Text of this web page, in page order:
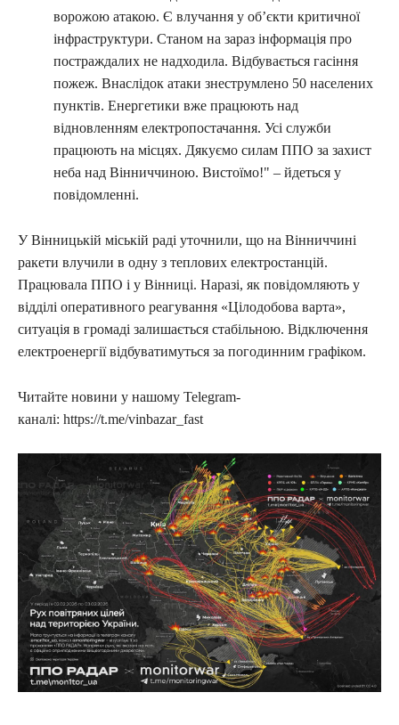
ворожою атакою. Є влучання у обʼєкти критичної
інфраструктури. Станом на зараз інформація про
постраждалих не надходила. Відбувається гасіння
пожеж. Внаслідок атаки знеструмлено 50 населених
пунктів. Енергетики вже працюють над
відновленням електропостачання. Усі служби
працюють на місцях. Дякуємо силам ППО за захист
неба над Вінниччиною. Вистоїмо!" – йдеться у
повідомленні.
У Вінницькій міській раді уточнили, що на Вінниччині
ракети влучили в одну з теплових електростанцій.
Працювала ППО і у Вінниці. Наразі, як повідомляють у
відділі оперативного реагування «Цілодобова варта»,
ситуація в громаді залишається стабільною. Відключення
електроенергії відбуватимуться за погодинним графіком.
Читайте новини у нашому Telegram-
каналі: https://t.me/vinbazar_fast